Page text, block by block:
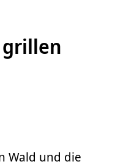
Wald und die